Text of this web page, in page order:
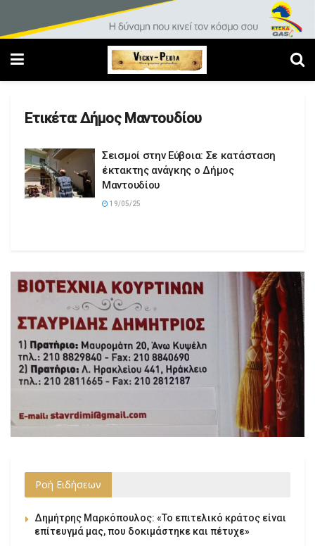
Ετικέτα:Δήμος Μαντουδίου
Σεισμοί στην Εύβοια: Σε κατάσταση
έκτακτης ανάγκης ο Δήμος
Μαντουδίου
19/05/25
Ροή Ειδήσεων
Δημήτρης Μαρκόπουλος: «Το επιτελικό κράτος είναι
επίτευγμά μας, που δοκιμάστηκε και πέτυχε»